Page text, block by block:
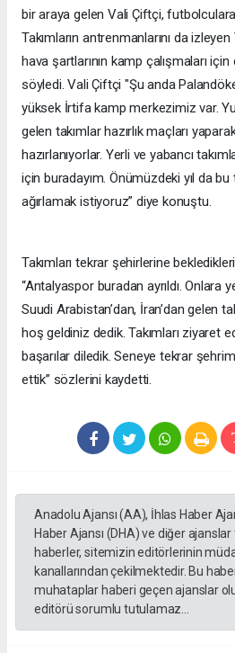
bir araya gelen Vali Çiftçi,
Takımların antrenmanlarını da
hava şartlarının kamp çalışmaları
söyledi. Vali Çiftçi "Şu anda
yüksek İrtifa kamp merkezimiz var.
gelen takımlar hazırlık maçları
hazırlanıyorlar. Yerli ve yabancı
için buradayım. Önümüzdeki yıl da bu
ağırlamak istiyoruz” diye konuştu.
Takımları tekrar şehirlerine
“Antalyaspor buradan ayrıldı. Onlara
Suudi Arabistan’dan, İran’dan gelen
hoş geldiniz dedik. Takımları ziyaret
başarılar diledik. Seneye tekrar
ettik” sözlerini kaydetti.
Anadolu Ajansı (AA), İhlas Haber
Haber Ajansı (DHA) ve diğer
haberler, sitemizin editörlerinin
kanallarından çekilmektedir. Bu
muhataplar haberi geçen ajanslar
editörü sorumlu tutulamaz...